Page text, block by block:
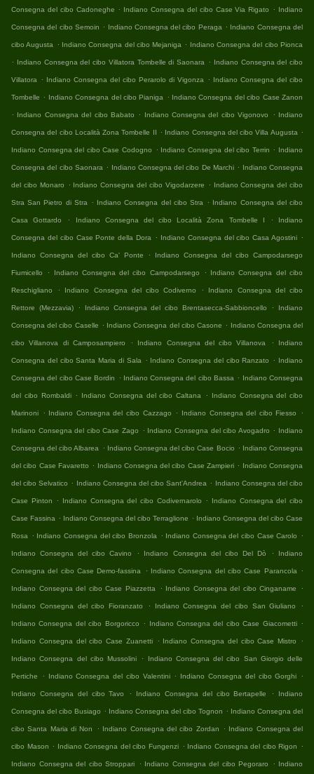
Consegna del cibo Cadoneghe . Indiano Consegna del cibo Case Via Rigato . Indiano
Consegna del cibo Semoin . Indiano Consegna del cibo Peraga . Indiano Consegna del
cibo Augusta . Indiano Consegna del cibo Mejaniga . Indiano Consegna del cibo Pionca
. Indiano Consegna del cibo Villatora Tombelle di Saonara . Indiano Consegna del cibo
Villatora . Indiano Consegna del cibo Perarolo di Vigonza . Indiano Consegna del cibo
Tombelle . Indiano Consegna del cibo Pianiga . Indiano Consegna del cibo Case Zanon
. Indiano Consegna del cibo Babato . Indiano Consegna del cibo Vigonovo . Indiano
Consegna del cibo Località Zona Tombelle II . Indiano Consegna del cibo Villa Augusta .
Indiano Consegna del cibo Case Codogno . Indiano Consegna del cibo Terrin . Indiano
Consegna del cibo Saonara . Indiano Consegna del cibo De Marchi . Indiano Consegna
del cibo Monaro . Indiano Consegna del cibo Vigodarzere . Indiano Consegna del cibo
Stra San Pietro di Stra . Indiano Consegna del cibo Stra . Indiano Consegna del cibo
Casa Gottardo . Indiano Consegna del cibo Località Zona Tombelle I . Indiano
Consegna del cibo Case Ponte della Dora . Indiano Consegna del cibo Casa Agostini .
Indiano Consegna del cibo Ca' Ponte . Indiano Consegna del cibo Campodarsego
Fiumicello . Indiano Consegna del cibo Campodarsego . Indiano Consegna del cibo
Reschigliano . Indiano Consegna del cibo Codiverno . Indiano Consegna del cibo
Rettore (Mezzavia) . Indiano Consegna del cibo Brentasecca-Sabbioncello . Indiano
Consegna del cibo Caselle . Indiano Consegna del cibo Casone . Indiano Consegna del
cibo Villanova di Camposampiero . Indiano Consegna del cibo Villanova . Indiano
Consegna del cibo Santa Maria di Sala . Indiano Consegna del cibo Ranzato . Indiano
Consegna del cibo Case Bordin . Indiano Consegna del cibo Bassa . Indiano Consegna
del cibo Rombaldi . Indiano Consegna del cibo Caltana . Indiano Consegna del cibo
Marinoni . Indiano Consegna del cibo Cazzago . Indiano Consegna del cibo Fiesso .
Indiano Consegna del cibo Case Zago . Indiano Consegna del cibo Avogadro . Indiano
Consegna del cibo Albarea . Indiano Consegna del cibo Case Bocio . Indiano Consegna
del cibo Case Favaretto . Indiano Consegna del cibo Case Zampieri . Indiano Consegna
del cibo Selvatico . Indiano Consegna del cibo Sant'Andrea . Indiano Consegna del cibo
Case Pinton . Indiano Consegna del cibo Codivernarolo . Indiano Consegna del cibo
Case Fassina . Indiano Consegna del cibo Terraglione . Indiano Consegna del cibo Case
Rosa . Indiano Consegna del cibo Bronzola . Indiano Consegna del cibo Case Carolo .
Indiano Consegna del cibo Cavino . Indiano Consegna del cibo Del Dò . Indiano
Consegna del cibo Case Demo-fassina . Indiano Consegna del cibo Case Parancola .
Indiano Consegna del cibo Case Piazzetta . Indiano Consegna del cibo Cinganame .
Indiano Consegna del cibo Fioranzato . Indiano Consegna del cibo San Giuliano .
Indiano Consegna del cibo Borgoricco . Indiano Consegna del cibo Case Giacometti .
Indiano Consegna del cibo Case Zuanetti . Indiano Consegna del cibo Case Mistro .
Indiano Consegna del cibo Mussolini . Indiano Consegna del cibo San Giorgio delle
Pertiche . Indiano Consegna del cibo Valentini . Indiano Consegna del cibo Gorghi .
Indiano Consegna del cibo Tavo . Indiano Consegna del cibo Bertapelle . Indiano
Consegna del cibo Busiago . Indiano Consegna del cibo Tognon . Indiano Consegna del
cibo Santa Maria di Non . Indiano Consegna del cibo Zordan . Indiano Consegna del
cibo Mason . Indiano Consegna del cibo Fungenzi . Indiano Consegna del cibo Rigon .
Indiano Consegna del cibo Stroppari . Indiano Consegna del cibo Pegoraro . Indiano